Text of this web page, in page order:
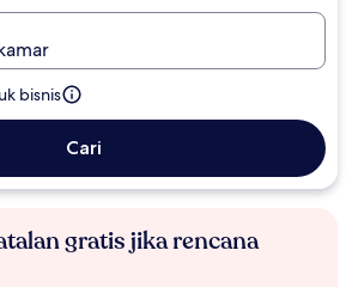
bisnis
Cari
gratis jika rencana